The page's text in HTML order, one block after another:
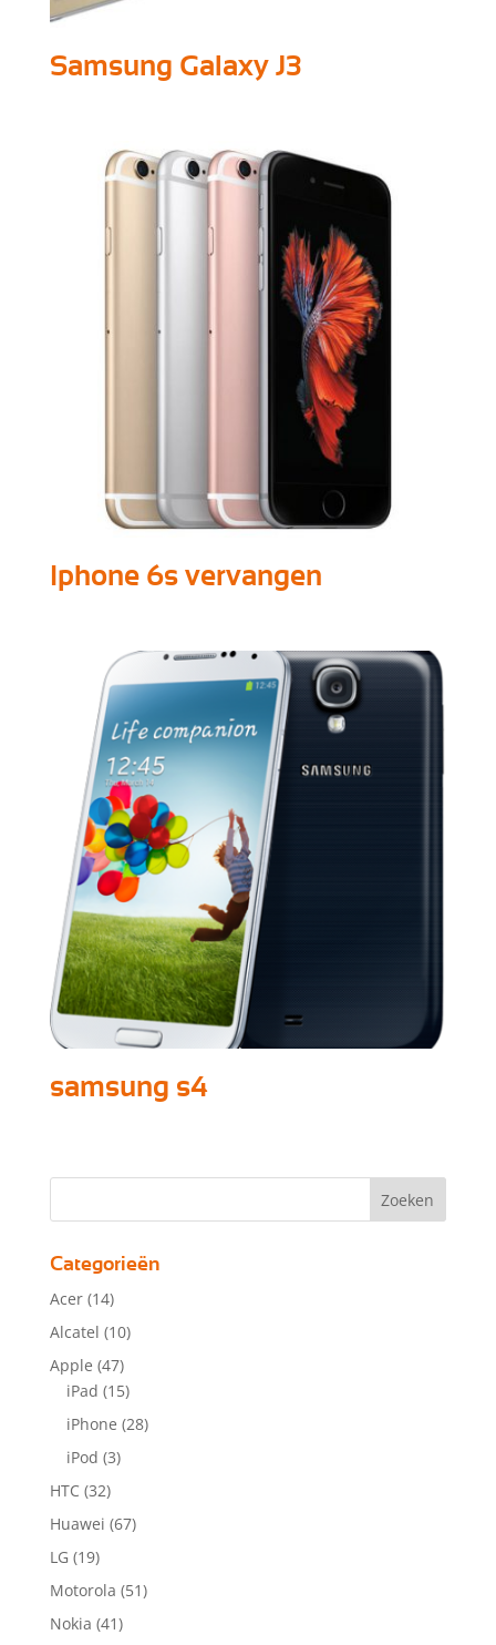
Samsung Galaxy J3
Iphone 6s vervangen
samsung s4
Categorieën
Acer (14)
Alcatel (10)
Apple (47)
iPad (15)
iPhone (28)
iPod (3)
HTC (32)
Huawei (67)
LG (19)
Motorola (51)
Nokia (41)